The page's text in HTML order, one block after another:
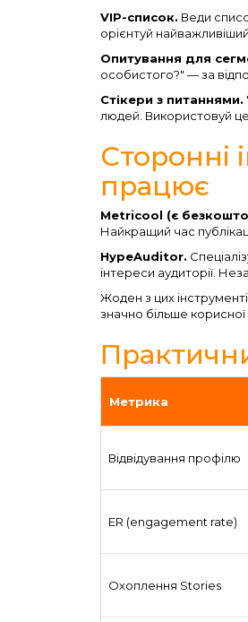
VIP-список. Веди
орієнтуй
Опитування для
особистого?" — за
Стікери з питаннями.
людей. Використовуй це
Сторонні
працює
Metricool (є
Найкращий час
HypeAuditor.
інтереси аудиторії.
Жоден з цих
значно більше
Метрика
Відвідування профілю
ER (engagement rate)
Охоплення Stories